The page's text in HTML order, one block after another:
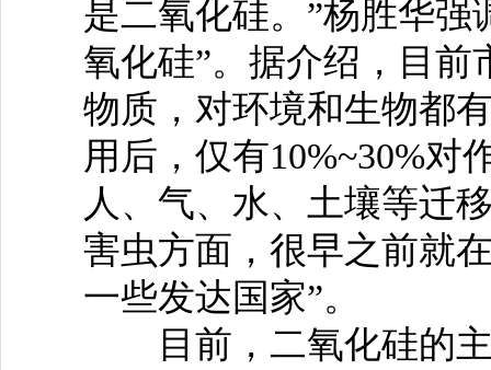
是二氧化硅。”杨胜华强
氧化硅”。据介绍，目
物质，对环境和生物都
用后，仅有10%~30%对
人、气、水、土壤等迁
害虫方面，很早之前就
一些发达国家”。
目前，二氧化硅的主